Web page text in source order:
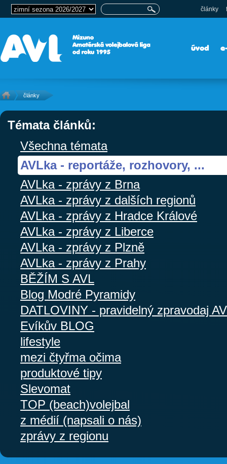
články
úvod
články
Témata článků:
Všechna témata
AVLka - reportáže, rozhovory, ...
AVLka - zprávy z Brna
AVLka - zprávy z dalších regionů
AVLka - zprávy z Hradce Králové
AVLka - zprávy z Liberce
AVLka - zprávy z Plzně
AVLka - zprávy z Prahy
BĚŽÍM S AVL
Blog Modré Pyramidy
DATLOVINY - pravidelný zpravodaj
Evíkův BLOG
lifestyle
mezi čtyřma očima
produktové tipy
Slevomat
TOP (beach)volejbal
z médií (napsali o nás)
zprávy z regionu